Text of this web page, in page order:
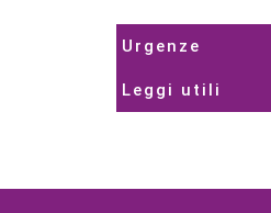
Urgenze
Leggi utili